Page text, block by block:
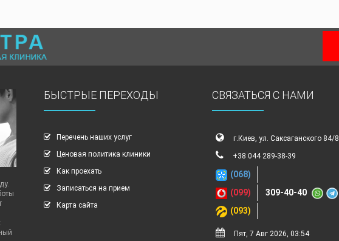
БЫСТРЫЕ ПЕРЕХОДЫ
Перечень наших услуг
Ценовая политика клиники
Как проехать
Записаться на прием
Карта сайта
СВЯЗАТЬСЯ С НАМИ
г.Киев, ул. Саксаганского 84/
+38 044 289-38-39
(068)
309-40-40
(099)
(093)
Пят, 7 Авг 2026, 03:54